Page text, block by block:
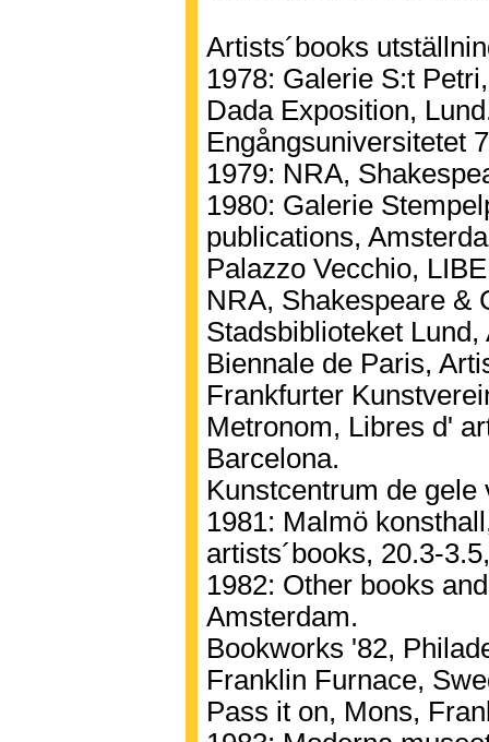
Artists´books
1978: Galerie S:t
Dada Exposition,
Engångsuniversitetet
1979: NRA,
1980: Galerie
publications,
Palazzo Vecchio,
NRA, Shakespeare &
Stadsbiblioteket
Biennale de Paris,
Frankfurter
Metronom, Libres d'
Barcelona.
Kunstcentrum de gele
1981: Malmö
artists´books, 20.3-
1982: Other books
Amsterdam.
Bookworks '82,
Franklin Furnace,
Pass it on, Mons,